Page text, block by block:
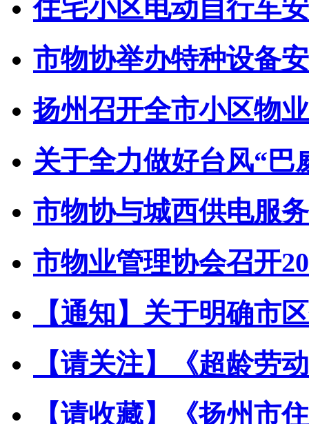
住宅小区电动自行车
市物协举办特种设备
扬州召开全市小区物
关于全力做好台风“巴
市物协与城西供电服
市物业管理协会召开
【通知】关于明确市
【请关注】《超龄劳
【请收藏】《扬州市